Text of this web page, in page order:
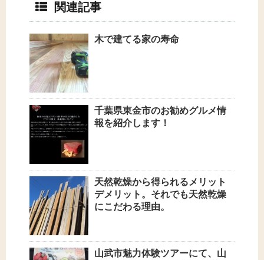
関連記事
木で建てる家の寿命
千葉県東金市のお勧めグルメ情
報を紹介します！
天然乾燥から得られるメリット
デメリット。それでも天然乾燥
にこだわる理由。
山武市魅力体験ツアーにて、山